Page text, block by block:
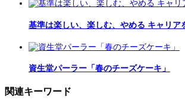
基準は楽しい、楽しむ、やめる キャリア
資生堂パーラー「春のチーズケーキ」
関連キーワード